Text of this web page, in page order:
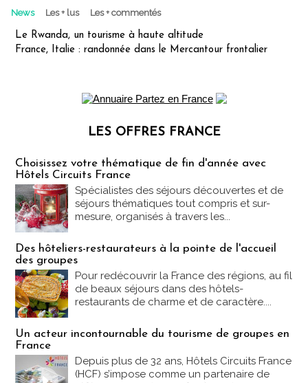
News Les + lus Les + commentés
Le Rwanda, un tourisme à haute altitude
France, Italie : randonnée dans le Mercantour frontalier
LES OFFRES FRANCE
Choisissez votre thématique de fin d'année avec
Hôtels Circuits France
Spécialistes des séjours découvertes et de
séjours thématiques tout compris et sur-
mesure, organisés à travers les...
Des hôteliers-restaurateurs à la pointe de l'accueil
des groupes
Pour redécouvrir la France des régions, au fil
de beaux séjours dans des hôtels-
restaurants de charme et de caractère....
Un acteur incontournable du tourisme de groupes en
France
Depuis plus de 32 ans, Hôtels Circuits France
(HCF) s’impose comme un partenaire de